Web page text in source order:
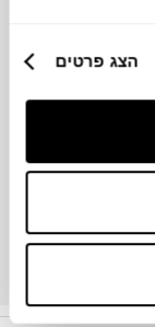
הצג פרטים